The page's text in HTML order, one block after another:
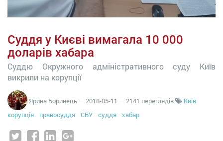
Суддя у Києві вимагала 10 000
доларів хабара
Суддю Окружного адміністративного суду Київ
викрили на корупції
Ярина Боринець — 2018-05-11 — 2141 переглядів
Київ
корупція
правосуддя СБУ суддя хабар